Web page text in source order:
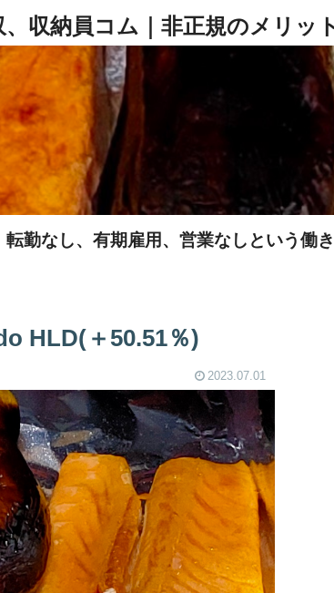
勤なし、有期雇用、営業なしという働き
HLD(＋50.51％)
2023.07.01